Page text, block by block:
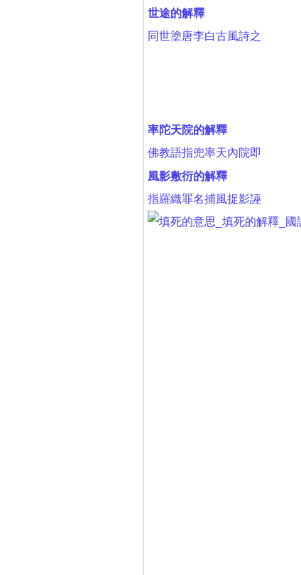
世途的解釋
同世塗唐李白古風詩之
率陀天院的解釋
佛教語指兜率天內院即
風影敷衍的解釋
指羅織罪名捕風捉影誣